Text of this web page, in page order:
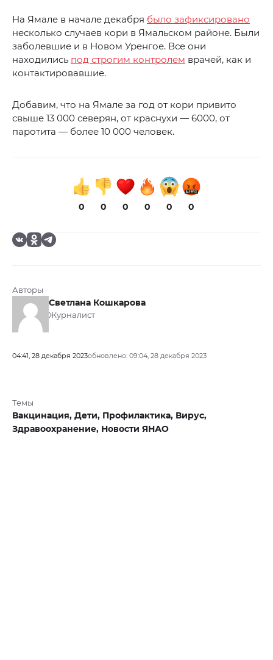
На Ямале в начале декабря было зафиксировано
несколько случаев кори в Ямальском районе. Были
заболевшие и в Новом Уренгое. Все они
находились под строгим контролем врачей, как и
контактировавшие.
Добавим, что на Ямале за год от кори привито
свыше 13 000 северян, от краснухи — 6000, от
паротита — более 10 000 человек.
0 0 0 0 0 0
Авторы
Светлана Кошкарова
Журналист
04:41, 28 декабря 2023обновлено: 09:04, 28 декабря 2023
Темы
Вакцинация, Дети, Профилактика, Вирус,
Здравоохранение, Новости ЯНАО